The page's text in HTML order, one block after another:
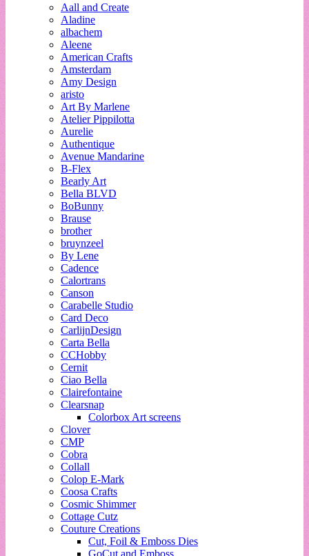
Aall and Create
Aladine
albachem
Aleene
American Crafts
Amsterdam
Amy Design
aristo
Art By Marlene
Atelier Pippilotta
Aurelie
Authentique
Avenue Mandarine
B-Flex
Bearly Art
Bella BLVD
BoBunny
Brause
brother
bruynzeel
By Lene
Cadence
Calortrans
Canson
Carabelle Studio
Card Deco
CarlijnDesign
Carta Bella
CCHobby
Cernit
Ciao Bella
Clairefontaine
Clearsnap
Colorbox Art screens
Clover
CMP
Cobra
Collall
Colop E-Mark
Coosa Crafts
Cosmic Shimmer
Cottage Cutz
Couture Creations
Cut, Foil & Emboss Dies
GoCut and Emboss